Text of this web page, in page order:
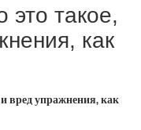
это такое,
как